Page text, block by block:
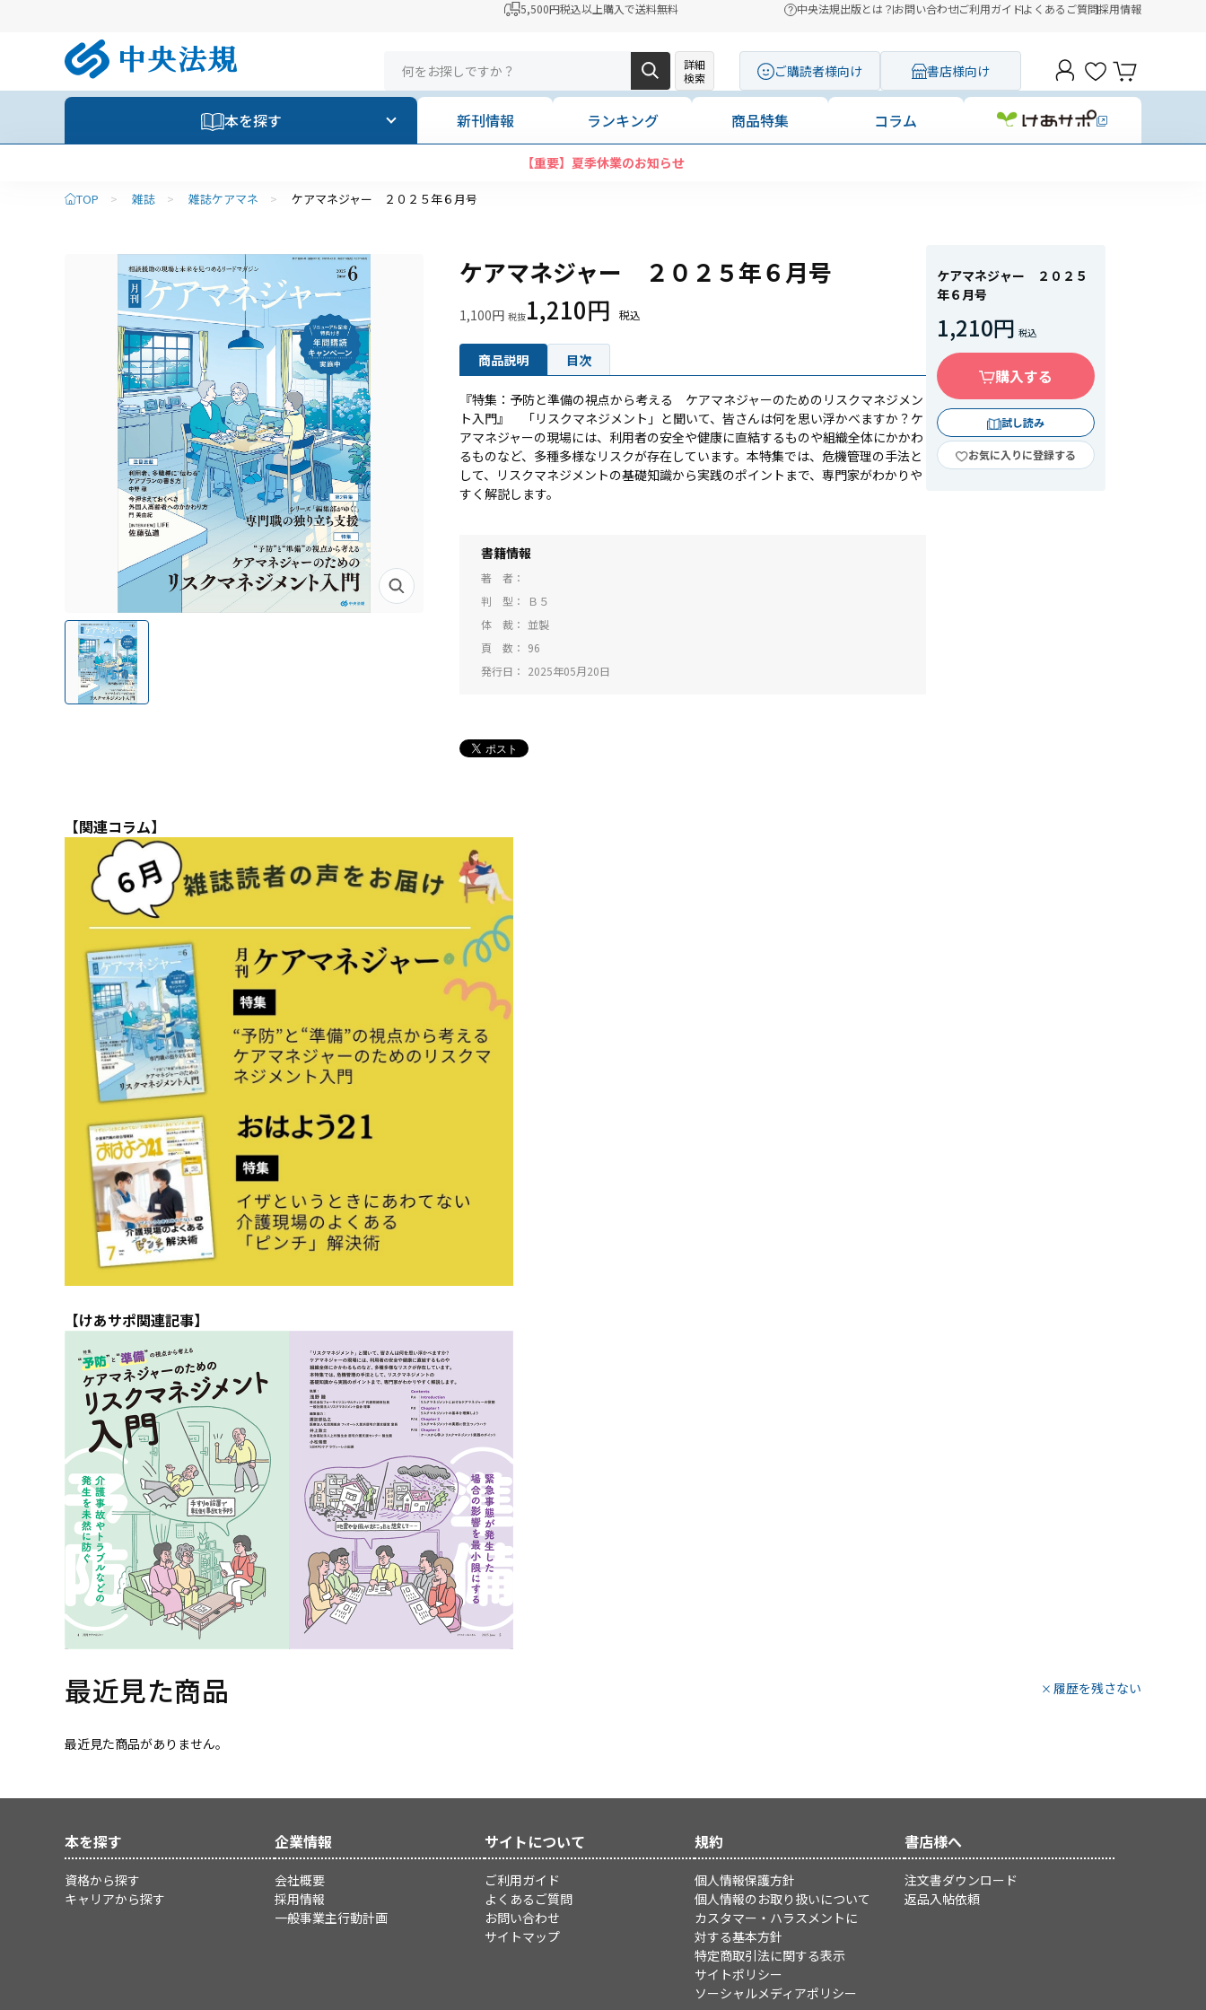
5,500円税込以上購入で送料無料 中央法規出版とは？お問い合わせご利用ガイドよくあるご質問採用情報
詳細
検索
ご購読者様向け 書店様向け
本を探す 新刊情報 ランキング 商品特集 コラム
【重要】夏季休業のお知らせ
TOP > 雑誌 > 雑誌ケアマネ > ケアマネジャー ２０２５年６月号
ケアマネジャー ２０２５年６月号
1,100円 1,210円
商品説明 目次
『特集：予防と準備の視点から考える ケアマネジャーのためのリスクマネジメン
ト入門』 「リスクマネジメント」と聞いて、皆さんは何を思い浮かべますか？ケ
アマネジャーの現場には、利用者の安全や健康に直結するものや組織全体にかかわ
るものなど、多種多様なリスクが存在しています。本特集では、危機管理の手法と
して、リスクマネジメントの基礎知識から実践のポイントまで、専門家がわかりや
すく解説します。
書籍情報
著 者
判 型
Ｂ５
体 裁
並製
頁 数
96
発行日
2025年05月20日
【関連コラム】
【けあサポ関連記事】
ケアマネジャー ２０２５
年６月号
1,210円
購入する
試し読み
お気に入りに登録する
最近見た商品
最近見た商品がありません。
履歴を残さない
本を探す
資格から探す
キャリアから探す
企業情報
会社概要
採用情報
一般事業主行動計画
サイトについて
ご利用ガイド
よくあるご質問
お問い合わせ
サイトマップ
規約
個人情報保護方針
個人情報のお取り扱いについて
カスタマー・ハラスメントに
対する基本方針
特定商取引法に関する表示
サイトポリシー
ソーシャルメディアポリシー
書店様へ
注文書ダウンロード
返品入帖依頼